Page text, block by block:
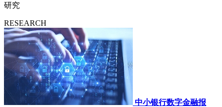
研究
RESEARCH
中小银行数字金融报